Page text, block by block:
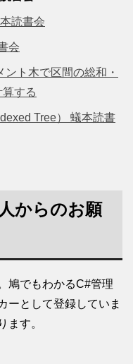
読書会
会
ト木で区間の総和・
する
Tree） 蟻本読書
からのお願
鳩でもわかるC#管理
ーとして登録していま
ます。